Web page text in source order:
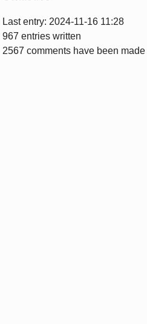
Last entry: 2024-11-16 11:28
967 entries written
2567 comments have been made